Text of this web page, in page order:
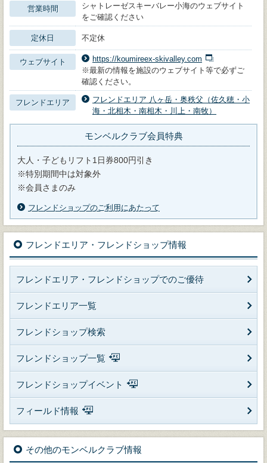
営業時間
シャトレーゼスキーバレー小海のウェブサイト
をご確認ください
定休日 不定休
ウェブサイト
https://koumireex-skivalley.com
※最新の情報を施設のウェブサイト等で必ずご
確認ください。
フレンドエリア
フレンドエリア 八ヶ岳・奥秩父（佐久穂・小
海・北相木・南相木・川上・南牧）
モンベルクラブ会員特典
大人・子どもリフト1日券800円引き
※特別期間中は対象外
※会員さまのみ
フレンドショップのご利用にあたって
フレンドエリア・フレンドショップ情報
フレンドエリア・フレンドショップでのご優待
フレンドエリア一覧
フレンドショップ検索
フレンドショップ一覧
フレンドショップイベント
フィールド情報
その他のモンベルクラブ情報